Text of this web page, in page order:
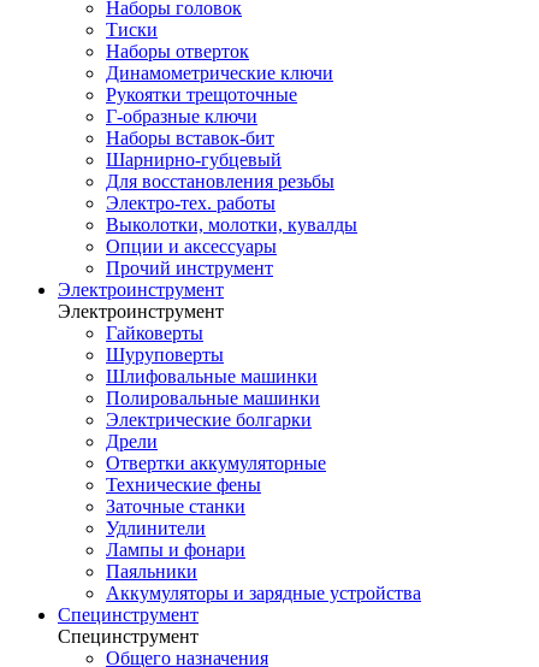
Наборы головок
Тиски
Наборы отверток
Динамометрические ключи
Рукоятки трещоточные
Г-образные ключи
Наборы вставок-бит
Шарнирно-губцевый
Для восстановления резьбы
Электро-тех. работы
Выколотки, молотки, кувалды
Опции и аксессуары
Прочий инструмент
Электроинструмент
Электроинструмент
Гайковерты
Шуруповерты
Шлифовальные машинки
Полировальные машинки
Электрические болгарки
Дрели
Отвертки аккумуляторные
Технические фены
Заточные станки
Удлинители
Лампы и фонари
Паяльники
Аккумуляторы и зарядные устройства
Специнструмент
Специнструмент
Общего назначения